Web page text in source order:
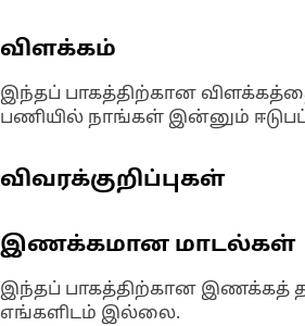
விளக்கம்
இந்தப் பாகத்திற்கான
பணியில் நாங்கள் இன்னும்
விவரக்குறிப்புகள்
இணக்கமான மாடல்கள்
இந்தப் பாகத்திற்கான இணக்கத்
எங்களிடம் இல்லை.